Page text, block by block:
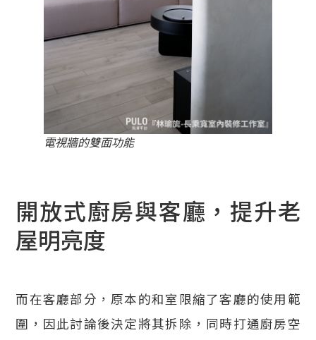
電視牆的雙面功能
開放式廚房與客廳，提升老
屋明亮度
而在客廳部分，原本的和室限縮了客廳的使用範
圍，因此討論後決定將其拆除，同時打通廚房空